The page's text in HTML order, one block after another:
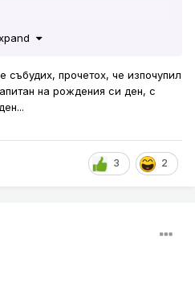
събудих, прочетох, че изпочупил
на рождения си ден, с
3 2